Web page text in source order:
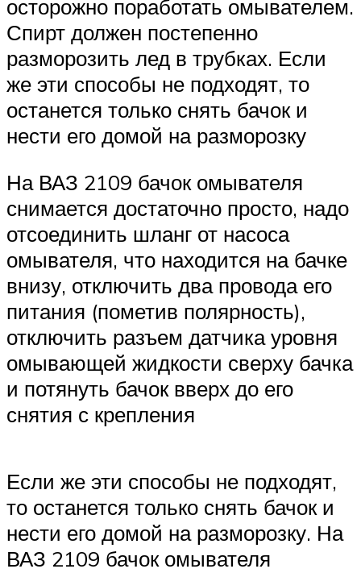
осторожно поработать омывателем.
Спирт должен постепенно
разморозить лед в трубках. Если
же эти способы не подходят, то
останется только снять бачок и
нести его домой на разморозку
На ВАЗ 2109 бачок омывателя
снимается достаточно просто, надо
отсоединить шланг от насоса
омывателя, что находится на бачке
внизу, отключить два провода его
питания (пометив полярность),
отключить разъем датчика уровня
омывающей жидкости сверху бачка
и потянуть бачок вверх до его
снятия с крепления
Если же эти способы не подходят,
то останется только снять бачок и
нести его домой на разморозку. На
ВАЗ 2109 бачок омывателя